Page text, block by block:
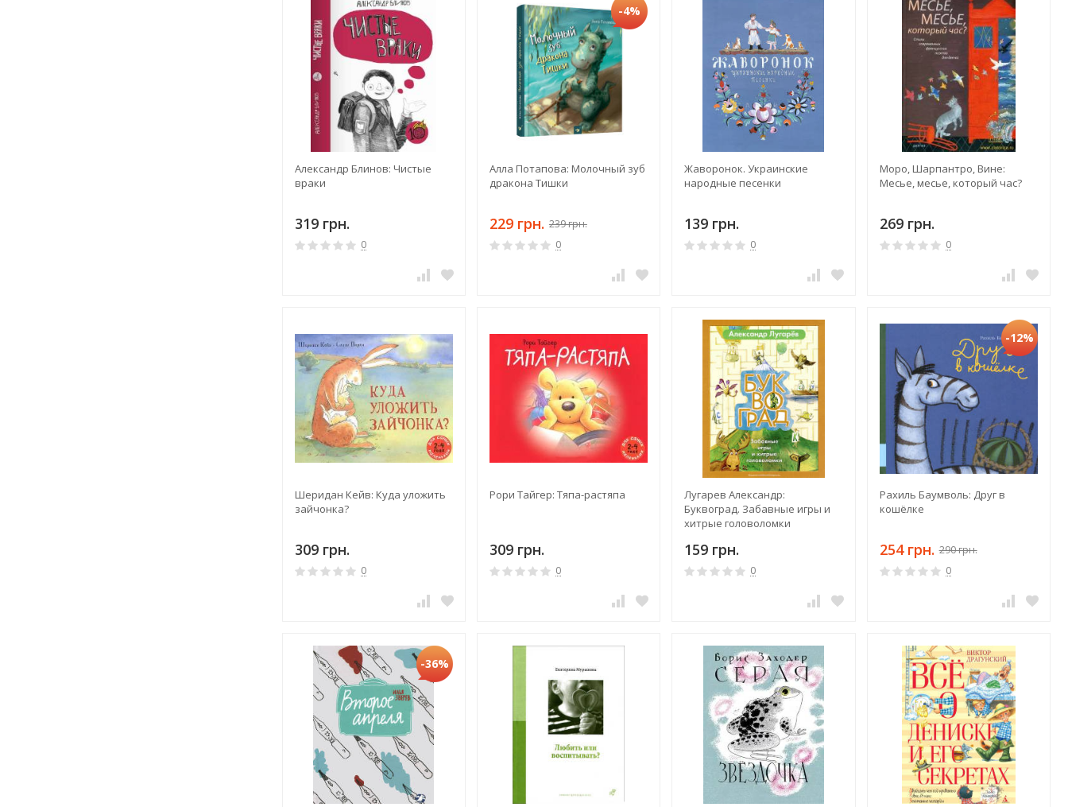
Александр Блинов: Чистые
враки
319 грн.
0
-4%
Алла Потапова: Молочный зуб
дракона Тишки
229 грн. 239 грн.
0
Жаворонок. Украинские
народные песенки
139 грн.
0
Моро, Шарпантро, Вине:
Месье, месье, который час?
269 грн.
0
Шеридан Кейв: Куда уложить
зайчонка?
309 грн.
0
Рори Тайгер: Тяпа-растяпа
309 грн.
0
Лугарев Александр:
Буквоград. Забавные игры и
хитрые головоломки
159 грн.
0
-12%
Рахиль Баумволь: Друг в
кошёлке
254 грн. 290 грн.
0
-36%